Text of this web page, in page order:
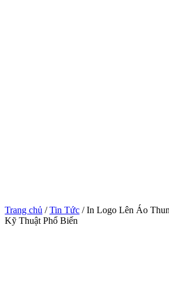
Trang chủ /Tin Tức / In Logo Lên Áo
Kỹ Thuật Phổ Biến